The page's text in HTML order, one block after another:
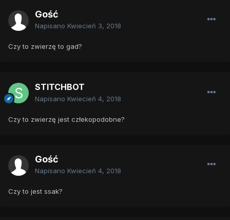
Gość
Napisano Kwiecień 3, 2018
Czy to zwierzę to gad?
STITCHBOT
Napisano Kwiecień 4, 2018
Czy to zwierzę jest człekopodobne?
Gość
Napisano Kwiecień 4, 2018
Czy to jest ssak?